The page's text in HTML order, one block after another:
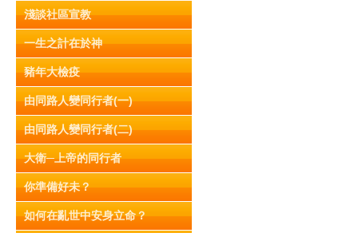
淺談社區宣教
一生之計在於神
豬年大檢疫
由同路人變同行者(一)
由同路人變同行者(二)
大衛─上帝的同行者
你準備好未？
如何在亂世中安身立命？